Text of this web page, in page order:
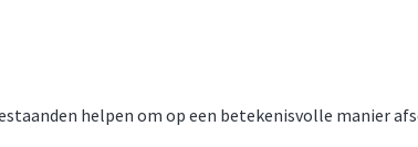
helpen om op een betekenisvolle manier